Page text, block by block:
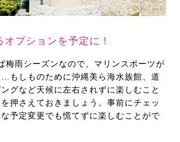
オプションを予定に！
梅雨シーズンなので、マリンスポーツが
もしものために沖縄美ら海水族館、道
グなど天候に左右されずに楽しむこと
押さえておきましょう。事前にチェッ
予定変更でも慌てずに楽しむことがで